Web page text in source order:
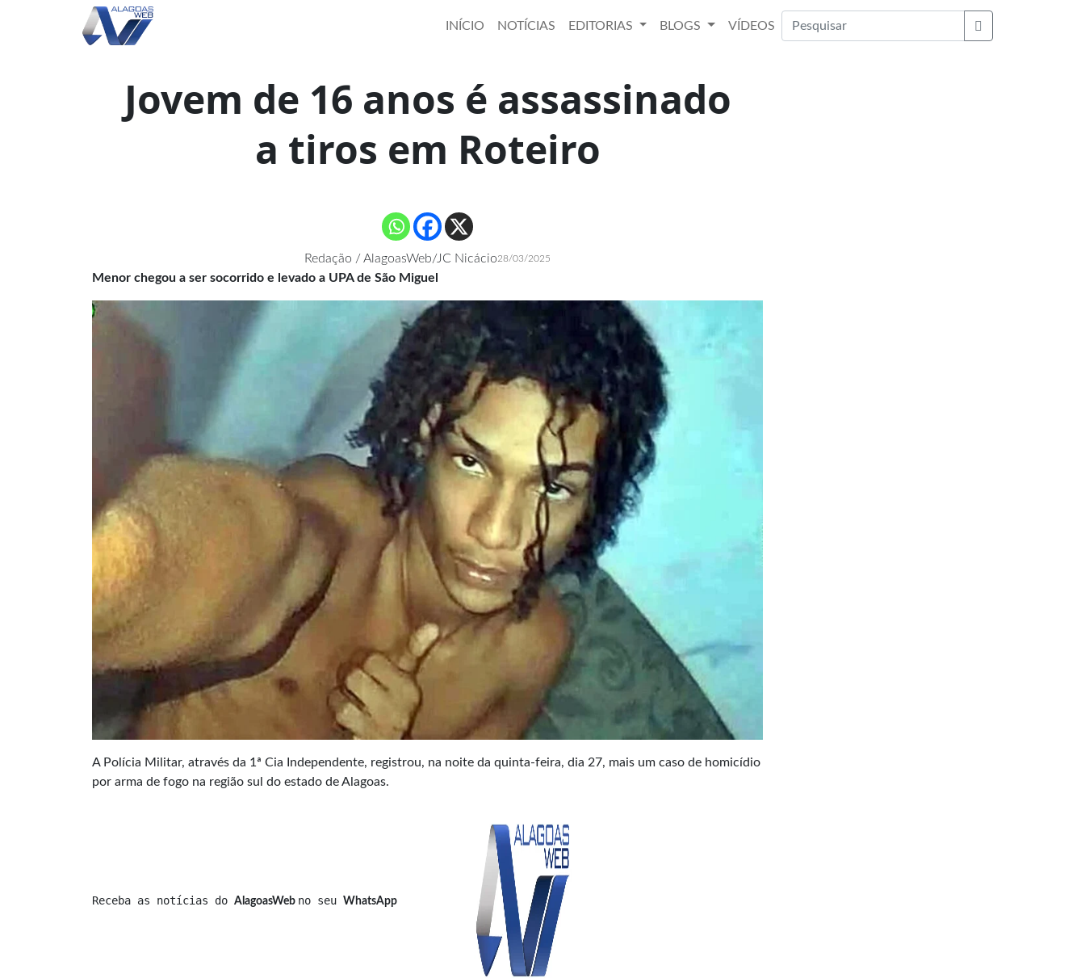
INÍCIO NOTÍCIAS EDITORIAS BLOGS
VÍDEOS
Buscar
Jovem de 16 anos é assassinado
a tiros em Roteiro
Redação / AlagoasWeb/JC Nicácio28/03/2025
Menor chegou a ser socorrido e levado a UPA de São Miguel
A Polícia Militar, através da 1ª Cia Independente, registrou, na noite da quinta-feira, dia 27, mais um caso de homicídio
por arma de fogo na região sul do estado de Alagoas.
Receba as notícias do AlagoasWeb no seu WhatsApp